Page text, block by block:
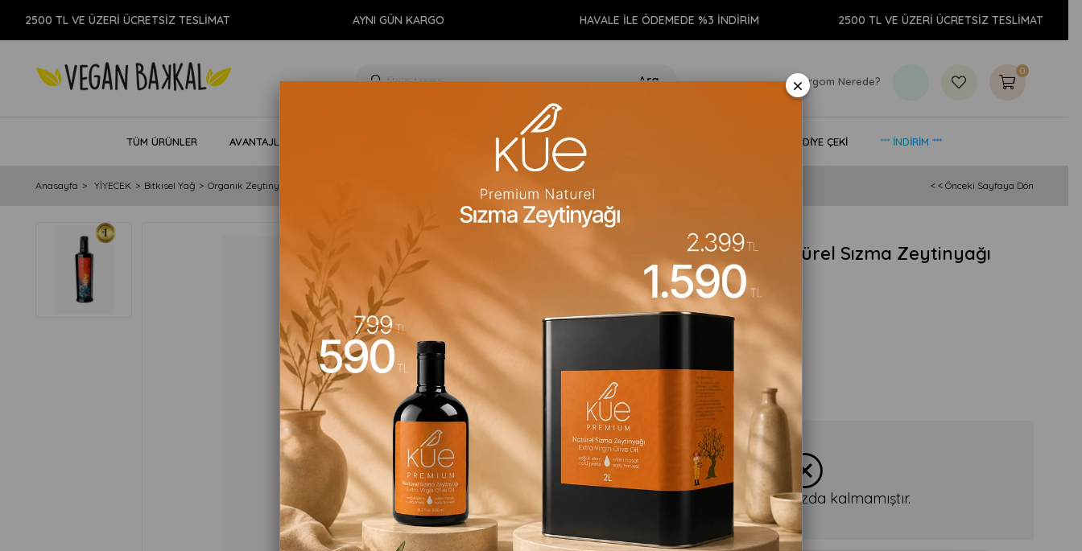
TL VE ÜZERİ ÜCRETSİZ TESLİMAT AYNI GÜN KARGO HAVALE İLE ÖDEMEDE %3 İNDİRİM 2500 TL VE ÜZERİ ÜCRETSİZ TESLİMAT
0
Kargom Nerede?
TÜM ÜRÜNLER AVANTAJLI PAKETLER TEMİZLİK HEDİYE ÇEKİ *** İNDİRİM ***
Anasayfa YİYECEK Bitkisel Yağ Organik Zeytinyağı Memecik Erken Hasat Natürel Sızma Zeytinyağı 500ml < < Önceki Sayfaya Dön
Nova Vera
Memecik Erken Hasat Natürel Sızma Zeytinyağı
500ml
Para Puan : 0
Stok Kodu
Ürün stoklarımızda kalmamıştır.
×